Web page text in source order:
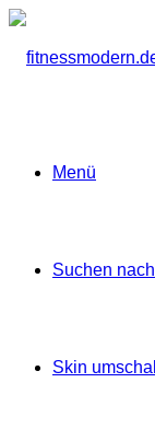
Menü
Suchen nach
Skin